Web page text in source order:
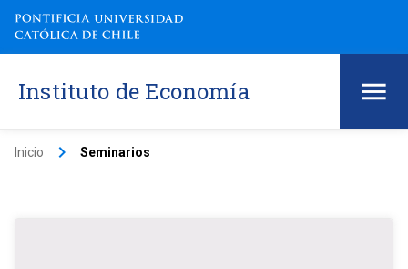
Instituto de Economía
Inicio keyboard_arrow_right Seminarios